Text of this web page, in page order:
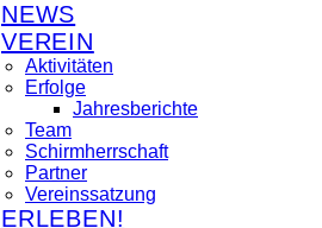
NEWS
VEREIN
Aktivitäten
Erfolge
Jahresberichte
Team
Schirmherrschaft
Partner
Vereinssatzung
ERLEBEN!